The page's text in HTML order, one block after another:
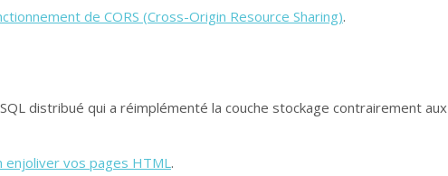
de CORS (Cross-Origin Resource Sharing).
distribué qui a réimplémenté la couche stockage contrairement aux
enjoliver vos pages HTML.